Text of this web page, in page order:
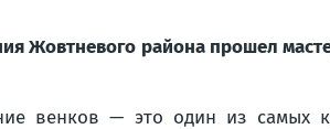
Жовтневого района прошел
венков — это один из самых